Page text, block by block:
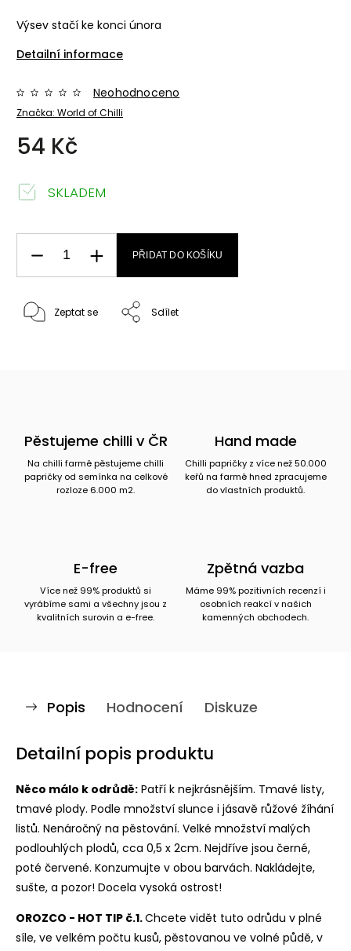
Výsev stačí ke konci února
Detailní informace
Značka: World of Chilli
Neohodnoceno
54 Kč
SKLADEM
PŘIDAT DO KOŠÍKU
Zeptat se Sdílet
Pěstujeme chilli v ČR
Na chilli farmě pěstujeme chilli
papričky od semínka na celkové
rozloze 6.000 m2.
Hand made
Chilli papričky z více než 50.000
keřů na farmě hned zpracujeme
do vlastních produktů.
E-free
Více než 99% produktů si
vyrábíme sami a všechny jsou z
kvalitních surovin a e-free.
Zpětná vazba
Máme 99% pozitivních recenzí i
osobních reakcí v našich
kamenných obchodech.
Popis Hodnocení Diskuze
Detailní popis produktu
Něco málo k odrůdě: Patří k nejkrásnějším. Tmavé listy,
tmavé plody. Podle množství slunce i jásavě růžové žíhání
listů. Nenáročný na pěstování. Velké množství malých
podlouhlých plodů, cca 0,5 x 2cm. Nejdříve jsou černé,
poté červené. Konzumujte v obou barvách. Nakládejte,
sušte, a pozor! Docela vysoká ostrost!
OROZCO - HOT TIP č.1.Chcete vidět tuto odrůdu v plné
síle, ve velkém počtu kusů, pěstovanou ve volné půdě, v